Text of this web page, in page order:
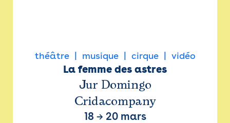
théâtre musique cirque vidéo
La femme des astres
Jur Domingo
Cridacompany
18 → 20 mars